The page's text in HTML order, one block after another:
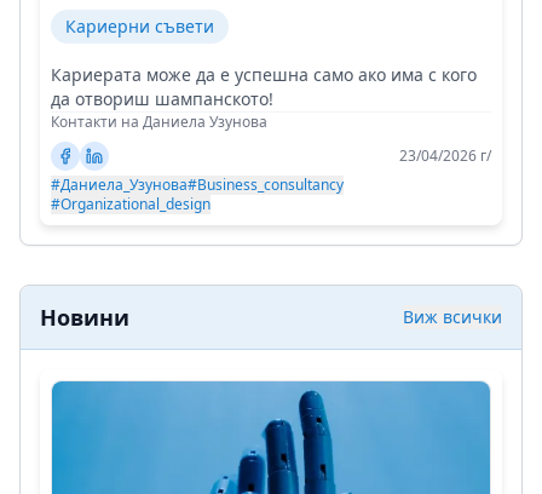
Кариерни съвети
Кариерата може да е успешна само ако има с кого
да отвориш шампанското!
Контакти на Даниела Узунова
23/04/2026 г/
#Даниела_Узунова#Business_consultancy
#Organizational_design
Новини Виж всички